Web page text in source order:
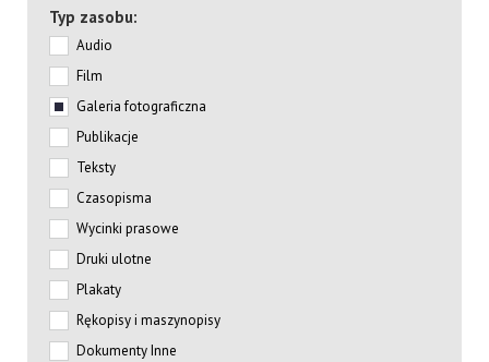
Typ zasobu:
Audio
Film
Galeria fotograficzna
Publikacje
Teksty
Czasopisma
Wycinki prasowe
Druki ulotne
Plakaty
Rękopisy i maszynopisy
Dokumenty Inne